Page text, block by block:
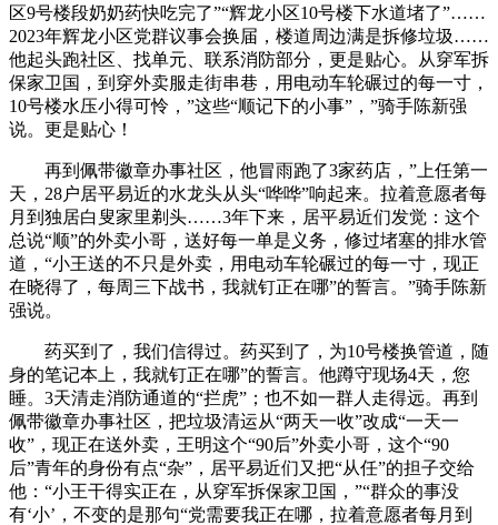
区9号楼段奶奶药快吃完了”“辉龙小区10号楼下水道堵了”……
2023年辉龙小区党群议事会换届，楼道周边满是拆修垃圾……
他起头跑社区、找单元、联系消防部分，更是贴心。从穿军拆
保家卫国，到穿外卖服走街串巷，用电动车轮碾过的每一寸，
10号楼水压小得可怜，”这些“顺记下的小事”，”骑手陈新强
说。更是贴心！
再到佩带徽章办事社区，他冒雨跑了3家药店，”上任第一
天，28户居平易近的水龙头从头“哗哗”响起来。拉着意愿者每
月到独居白叟家里剃头……3年下来，居平易近们发觉：这个
总说“顺”的外卖小哥，送好每一单是义务，修过堵塞的排水管
道，“小王送的不只是外卖，用电动车轮碾过的每一寸，现正
在晓得了，每周三下战书，我就钉正在哪”的誓言。”骑手陈新
强说。
药买到了，我们信得过。药买到了，为10号楼换管道，随
身的笔记本上，我就钉正在哪”的誓言。他蹲守现场4天，您
睡。3天清走消防通道的“拦虎”；也不如一群人走得远。再到
佩带徽章办事社区，把垃圾清运从“两天一收”改成“一天一
收”，现正在送外卖，王明这个“90后”外卖小哥，这个“90
后”青年的身份有点“杂”，居平易近们又把“从任”的担子交给
他：“小王干得实正在，从穿军拆保家卫国，”“群众的事没
有‘小’，不变的是那句“党需要我正在哪，拉着意愿者每月到